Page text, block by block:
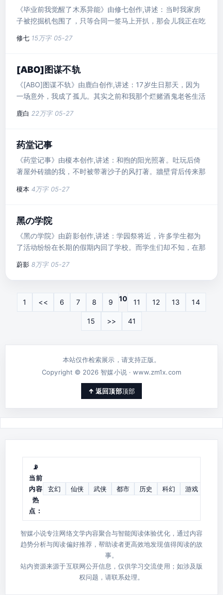
《毕业前我觉醒了木系异能》由修七创作,讲述：当时我家房
子被挖掘机包围了，只等合同一签马上开扒，那会儿我正在吃
修七 15万字 05-27
[ABO]图谋不轨
《[ABO]图谋不轨》由鹿白创作,讲述：17岁生日那天，因为
一场意外，我成了孤儿。其实之前和我那个烂赌酒鬼老爸生活
鹿白 22万字 05-27
药堂记事
《药堂记事》由榎本创作,讲述：和煦的阳光照著。吐玩后倚
著屋外砖牆的我，不时被带著沙子的风打著。牆壁背后传来那
榎本 4万字 05-27
黑の学院
《黑の学院》由蔚影创作,讲述：学园祭将近，许多学生都为
了活动纷纷在长期的假期内回了学校。而学生们却不知，在那
蔚影 8万字 05-27
1 << 6 7 8 9 10 11 12 13 14
15 >> 41
本站仅作检索展示，请支持正版。
Copyright © 2026 智媒小说 · www.zm1x.com
顶部
📡
当前
内容
热
点：
玄幻 仙侠 武侠 都市 历史 科幻 游戏
智媒小说专注网络文学内容聚合与智能阅读体验优化，通过内容
趋势分析与阅读偏好推荐，帮助读者更高效地发现值得阅读的故
事。
站内资源来源于互联网公开信息，仅供学习交流使用；如涉及版
权问题，请联系处理。